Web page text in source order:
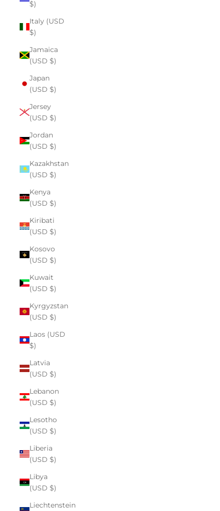
$)
Italy (USD
$)
Jamaica
(USD $)
Japan
(USD $)
Jersey
(USD $)
Jordan
(USD $)
Kazakhstan
(USD $)
Kenya
(USD $)
Kiribati
(USD $)
Kosovo
(USD $)
Kuwait
(USD $)
Kyrgyzstan
(USD $)
Laos (USD
$)
Latvia
(USD $)
Lebanon
(USD $)
Lesotho
(USD $)
Liberia
(USD $)
Libya
(USD $)
Liechtenstein